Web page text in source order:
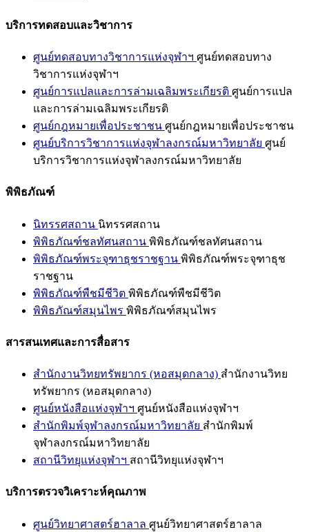
บริการทดสอบและวิชาการ
ศูนย์ทดสอบทางวิชาการแห่งจุฬาฯ ศูนย์ทดสอบทาง
วิชาการแห่งจุฬาฯ
ศูนย์การแปลและการล่ามเฉลิมพระเกียรติ ศูนย์การแปล
และการล่ามเฉลิมพระเกียรติ
ศูนย์กฎหมายเพื่อประชาชน ศูนย์กฎหมายเพื่อประชาชน
ศูนย์บริการวิชาการแห่งจุฬาลงกรณ์มหาวิทยาลัย ศูนย์
บริการวิชาการแห่งจุฬาลงกรณ์มหาวิทยาลัย
พิพิธภัณฑ์
นิทรรศสถาน นิทรรศสถาน
พิพิธภัณฑ์ชลทัศนสถาน พิพิธภัณฑ์ชลทัศนสถาน
พิพิธภัณฑ์พระจุฑาธุชราชฐาน พิพิธภัณฑ์พระจุฑาธุช
ราชฐาน
พิพิธภัณฑ์พืชมีชีวิต พิพิธภัณฑ์พืชมีชีวิต
พิพิธภัณฑ์สมุนไพร พิพิธภัณฑ์สมุนไพร
สารสนเทศและการสื่อสาร
สำนักงานวิทยทรัพยากร (หอสมุดกลาง) สำนักงานวิทย
ทรัพยากร (หอสมุดกลาง)
ศูนย์หนังสือแห่งจุฬาฯ ศูนย์หนังสือแห่งจุฬาฯ
สำนักพิมพ์จุฬาลงกรณ์มหาวิทยาลัย สำนักพิมพ์
จุฬาลงกรณ์มหาวิทยาลัย
สถานีวิทยุแห่งจุฬาฯ สถานีวิทยุแห่งจุฬาฯ
บริการตรวจวิเคราะห์คุณภาพ
ศูนย์วิทยาศาสตร์ฮาลาล ศูนย์วิทยาศาสตร์ฮาลาล